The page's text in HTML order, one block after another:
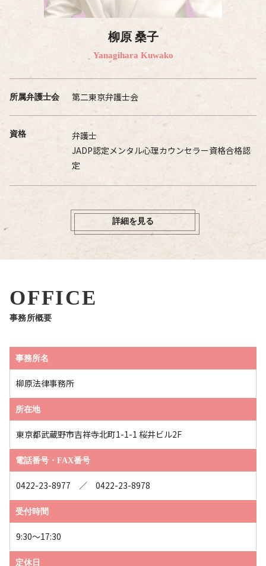
柳原 桑子
Yanagihara Kuwako
所属弁護士会 第二東京弁護士会
資格
弁護士
JADP認定メンタル心理カウンセラー資格合格認
定
詳細を見る
OFFICE
事務所概要
事務所名
柳原法律事務所
所在地
東京都武蔵野市吉祥寺北町1-1-1 桜井ビル2F
電話番号・FAX番号
0422-23-8977 ／ 0422-23-8978
受付時間
9:30～17:30
定休日